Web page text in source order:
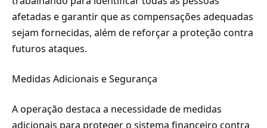
afetadas e garantir que as compensações adequadas
sejam fornecidas, além de reforçar a proteção contra
futuros ataques.
Medidas Adicionais e Segurança
A operação destaca a necessidade de medidas
adicionais para proteger o sistema financeiro contra